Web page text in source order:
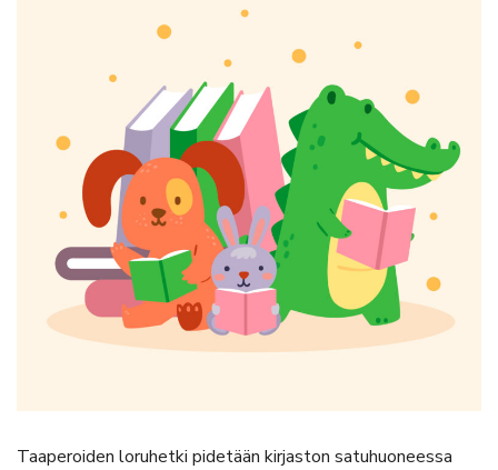
Taaperoiden loruhetki pidetään kirjaston satuhuoneessa